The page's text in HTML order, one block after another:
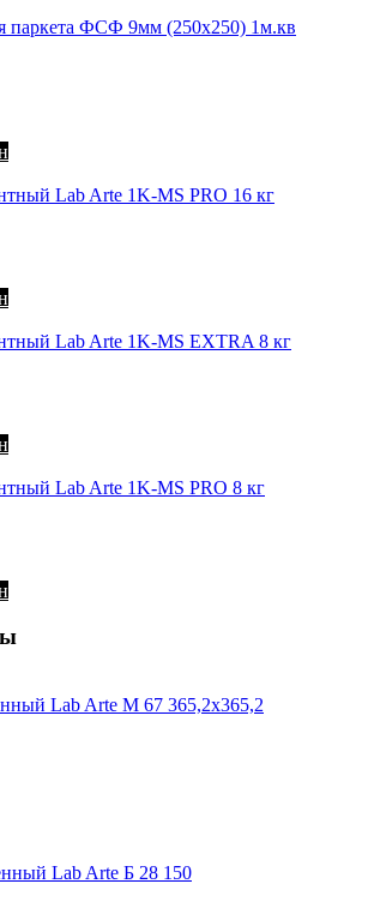
паркета ФСФ 9мм (250х250) 1м.кв
Lab Arte 1K-MS PRO 16 кг
Lab Arte 1K-MS EXTRA 8 кг
Lab Arte 1K-MS PRO 8 кг
Lab Arte М 67 365,2х365,2
Lab Arte Б 28 150